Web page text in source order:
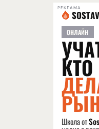
РЕКЛАМА